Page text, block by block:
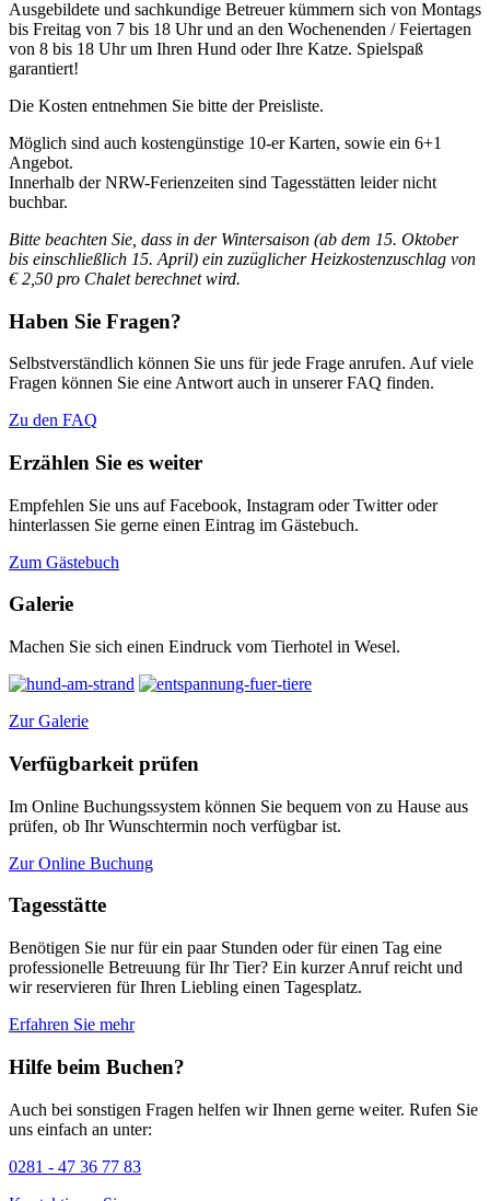
Ausgebildete und sachkundige Betreuer kümmern sich von Montags
bis Freitag von 7 bis 18 Uhr und an den Wochenenden / Feiertagen
von 8 bis 18 Uhr um Ihren Hund oder Ihre Katze. Spielspaß
garantiert!
Die Kosten entnehmen Sie bitte der Preisliste.
Möglich sind auch kostengünstige 10-er Karten, sowie ein 6+1
Angebot.
Innerhalb der NRW-Ferienzeiten sind Tagesstätten leider nicht
buchbar.
Bitte beachten Sie, dass in der Wintersaison (ab dem 15. Oktober
bis einschließlich 15. April) ein zuzüglicher Heizkostenzuschlag von
€ 2,50 pro Chalet berechnet wird.
Haben Sie Fragen?
Selbstverständlich können Sie uns für jede Frage anrufen. Auf viele
Fragen können Sie eine Antwort auch in unserer FAQ finden.
Zu den FAQ
Erzählen Sie es weiter
Empfehlen Sie uns auf Facebook, Instagram oder Twitter oder
hinterlassen Sie gerne einen Eintrag im Gästebuch.
Zum Gästebuch
Galerie
Machen Sie sich einen Eindruck vom Tierhotel in Wesel.
Zur Galerie
Verfügbarkeit prüfen
Im Online Buchungssystem können Sie bequem von zu Hause aus
prüfen, ob Ihr Wunschtermin noch verfügbar ist.
Zur Online Buchung
Tagesstätte
Benötigen Sie nur für ein paar Stunden oder für einen Tag eine
professionelle Betreuung für Ihr Tier? Ein kurzer Anruf reicht und
wir reservieren für Ihren Liebling einen Tagesplatz.
Erfahren Sie mehr
Hilfe beim Buchen?
Auch bei sonstigen Fragen helfen wir Ihnen gerne weiter. Rufen Sie
uns einfach an unter:
0281 - 47 36 77 83